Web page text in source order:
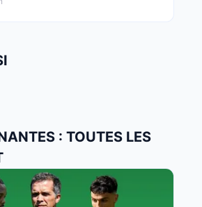
: TOUTES LES